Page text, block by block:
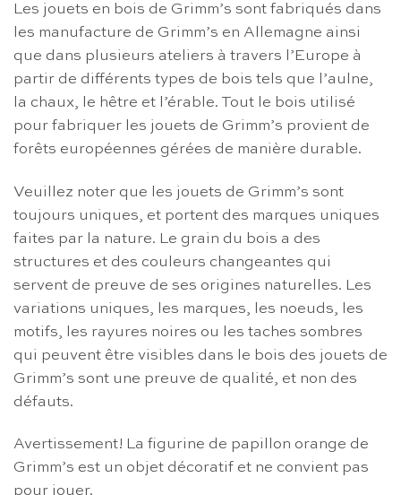
Les jouets en bois de Grimm’s sont fabriqués dans
les manufacture de Grimm’s en Allemagne ainsi
que dans plusieurs ateliers à travers l’Europe à
partir de différents types de bois tels que l’aulne,
la chaux, le hêtre et l’érable. Tout le bois utilisé
pour fabriquer les jouets de Grimm’s provient de
forêts européennes gérées de manière durable.
Veuillez noter que les jouets de Grimm’s sont
toujours uniques, et portent des marques uniques
faites par la nature. Le grain du bois a des
structures et des couleurs changeantes qui
servent de preuve de ses origines naturelles. Les
variations uniques, les marques, les noeuds, les
motifs, les rayures noires ou les taches sombres
qui peuvent être visibles dans le bois des jouets de
Grimm’s sont une preuve de qualité, et non des
défauts.
Avertissement! La figurine de papillon orange de
Grimm’s est un objet décoratif et ne convient pas
pour jouer.